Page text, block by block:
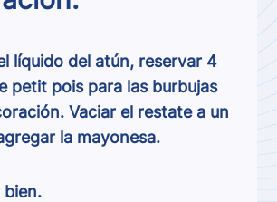
líquido del atún, reservar 4
petit pois para las burbujas
Vaciar el restate a un
la mayonesa.
bien.